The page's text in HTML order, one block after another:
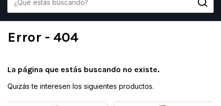
Error - 404
La página que estás buscando no existe.
Quizás te interesen los siguientes productos.